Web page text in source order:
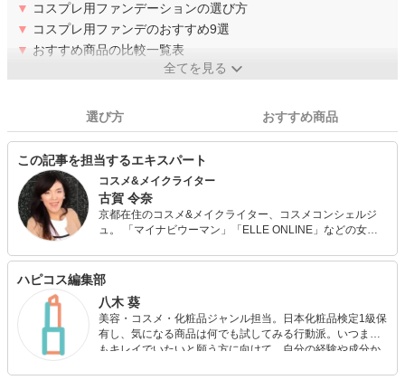
▼ コスプレ用ファンデーションの選び方
▼ コスプレ用ファンデのおすすめ9選
▼ おすすめ商品の比較一覧表
全てを見る
選び方 おすすめ商品
この記事を担当するエキスパート
コスメ&メイクライター
古賀 令奈
京都在住のコスメ&メイクライター、コスメコンシェルジ
ュ。 「マイナビウーマン」「ELLE ONLINE」などの女性
事を執筆。 大手化粧品会社、大手食品会社、大手化粧品コ
ミュニティサイトなどの企業案件も担当。 「JAFCA 一般社
作成。 マンツーマン形式で実践的にお悩みに応える「メイ
ク相談室」を運営。
ハピコス編集部
八木 葵
美容・コスメ・化粧品ジャンル担当。日本化粧品検定1級保
有し、気になる商品は何でも試してみる行動派。いつまで
もキレイでいたいと願う方に向けて、自分の経験や成分か